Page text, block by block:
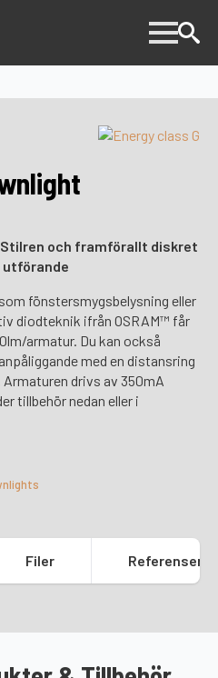
Stilren och framförallt diskret
fönstersmygsbelysning eller
diodteknik ifrån OSRAM™ får
armatur. Du kan också
med en distansring
drivs av 350mA
tillbehör nedan eller i
Filer Referenser